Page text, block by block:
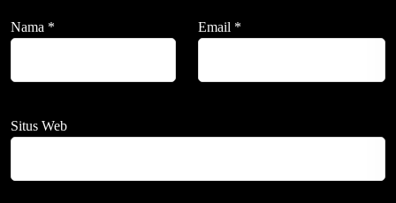
Nama * Email *
Situs Web